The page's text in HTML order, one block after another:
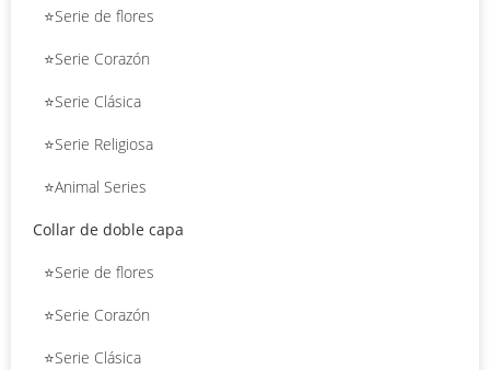
⭐Serie de flores
⭐Serie Corazón
⭐Serie Clásica
⭐Serie Religiosa
⭐Animal Series
Collar de doble capa
⭐Serie de flores
⭐Serie Corazón
⭐Serie Clásica